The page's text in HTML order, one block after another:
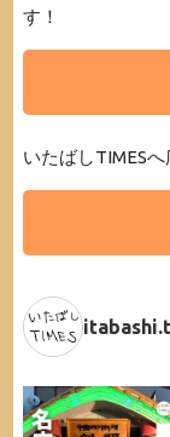
す！
いたばしTIMES